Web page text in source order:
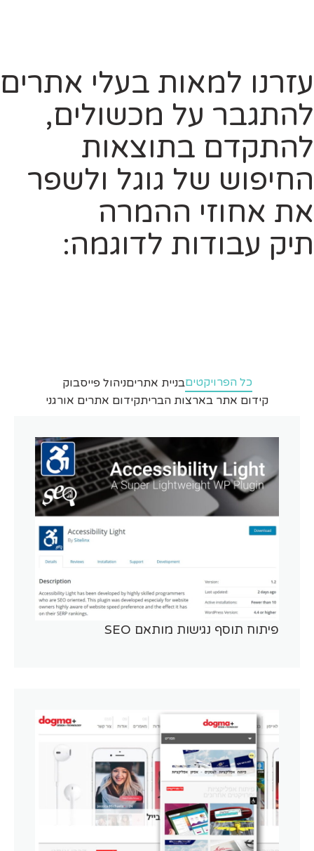
עזרנו למאות בעלי אתרים
להתגבר על מכשולים,
להתקדם בתוצאות
החיפוש של גוגל ולשפר
את אחוזי ההמרה
תיק עבודות לדוגמה:
כל הפרויקטיםבניית אתריםניהול פייסבוק
קידום אתר בארצות הבריתקידום אתרים אורגני
פיתוח תוסף נגישות מותאם SEO